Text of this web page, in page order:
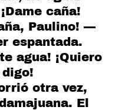
caña!
Paulino! —
espantada.
¡Quiero
otra vez,
El